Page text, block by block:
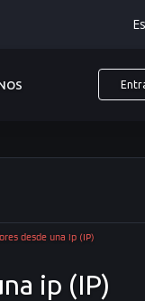
desde una ip (IP)
ip (IP)